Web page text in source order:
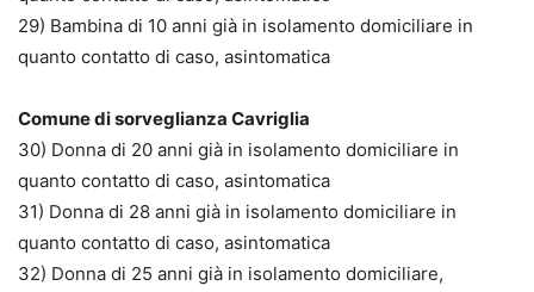
29) Bambina di 10 anni già in isolamento domiciliare in
quanto contatto di caso, asintomatica
Comune di sorveglianza Cavriglia
30) Donna di 20 anni già in isolamento domiciliare in
quanto contatto di caso, asintomatica
31) Donna di 28 anni già in isolamento domiciliare in
quanto contatto di caso, asintomatica
32) Donna di 25 anni già in isolamento domiciliare,